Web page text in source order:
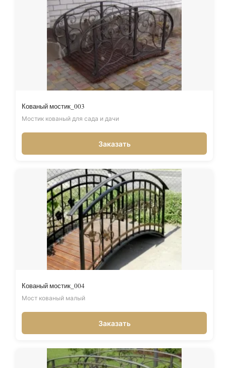
Кованый мостик_003
Мостик кованый для сада и дачи
Заказать
Кованый мостик_004
Мост кованый малый
Заказать